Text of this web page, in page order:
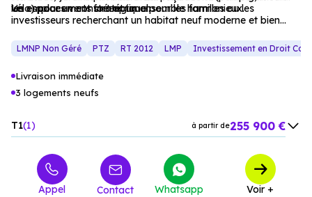
les espaces verts créent un ensemble harmonieux.
vélo) pour un confort optimal.
Un emplacement stratégique pour les familles ou les
investisseurs recherchant un habitat neuf moderne et bien
LMNP Non Géré PTZ RT 2012 LMP Investissement en Droit
Livraison immédiate
3 logements neufs
T1 1 à partir de255 900 €
à partir de 755 000 €
Appel Contact Whatsapp Voir +